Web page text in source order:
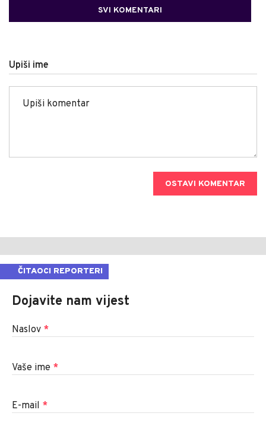
SVI KOMENTARI
Upiši ime
OSTAVI KOMENTAR
ČITAOCI REPORTERI
Dojavite nam vijest
Naslov *
Vaše ime *
E-mail *